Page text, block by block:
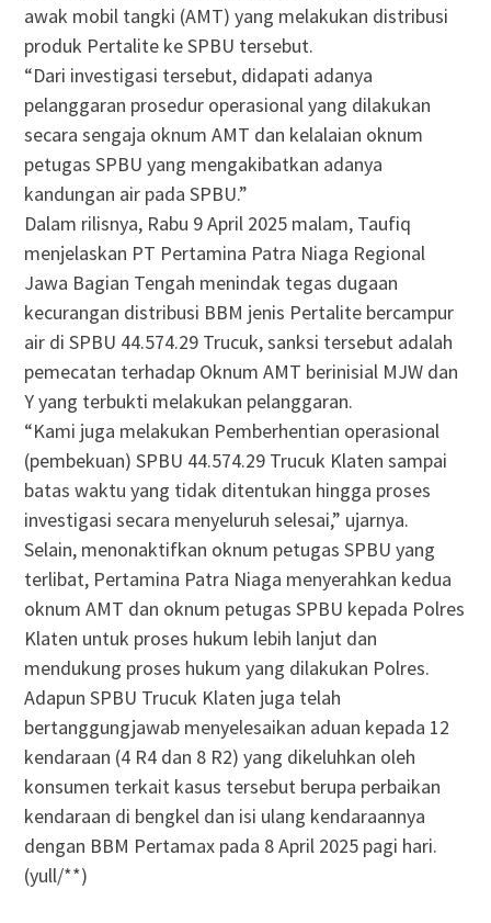
awak mobil tangki (AMT) yang melakukan distribusi
produk Pertalite ke SPBU tersebut.
“Dari investigasi tersebut, didapati adanya
pelanggaran prosedur operasional yang dilakukan
secara sengaja oknum AMT dan kelalaian oknum
petugas SPBU yang mengakibatkan adanya
kandungan air pada SPBU.”
Dalam rilisnya, Rabu 9 April 2025 malam, Taufiq
menjelaskan PT Pertamina Patra Niaga Regional
Jawa Bagian Tengah menindak tegas dugaan
kecurangan distribusi BBM jenis Pertalite bercampur
air di SPBU 44.574.29 Trucuk, sanksi tersebut adalah
pemecatan terhadap Oknum AMT berinisial MJW dan
Y yang terbukti melakukan pelanggaran.
“Kami juga melakukan Pemberhentian operasional
(pembekuan) SPBU 44.574.29 Trucuk Klaten sampai
batas waktu yang tidak ditentukan hingga proses
investigasi secara menyeluruh selesai,” ujarnya.
Selain, menonaktifkan oknum petugas SPBU yang
terlibat, Pertamina Patra Niaga menyerahkan kedua
oknum AMT dan oknum petugas SPBU kepada Polres
Klaten untuk proses hukum lebih lanjut dan
mendukung proses hukum yang dilakukan Polres.
Adapun SPBU Trucuk Klaten juga telah
bertanggungjawab menyelesaikan aduan kepada 12
kendaraan (4 R4 dan 8 R2) yang dikeluhkan oleh
konsumen terkait kasus tersebut berupa perbaikan
kendaraan di bengkel dan isi ulang kendaraannya
dengan BBM Pertamax pada 8 April 2025 pagi hari.
(yull/**)